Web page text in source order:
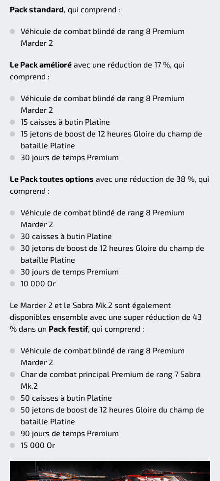
Pack standard , qui comprend :
Véhicule de combat blindé de rang 8 Premium
Marder 2
Le Pack amélioré avec une réduction de 17 %, qui
comprend :
Véhicule de combat blindé de rang 8 Premium
Marder 2
15 caisses à butin Platine
15 jetons de boost de 12 heures Gloire du champ de
bataille Platine
30 jours de temps Premium
Le Pack toutes options avec une réduction de 38 %, qui
comprend :
Véhicule de combat blindé de rang 8 Premium
Marder 2
30 caisses à butin Platine
30 jetons de boost de 12 heures Gloire du champ de
bataille Platine
30 jours de temps Premium
10 000 Or
Le Marder 2 et le Sabra Mk.2 sont également
disponibles ensemble avec une super réduction de 43
% dans un Pack festif, qui comprend :
Véhicule de combat blindé de rang 8 Premium
Marder 2
Char de combat principal Premium de rang 7 Sabra
Mk.2
50 caisses à butin Platine
50 jetons de boost de 12 heures Gloire du champ de
bataille Platine
90 jours de temps Premium
15 000 Or